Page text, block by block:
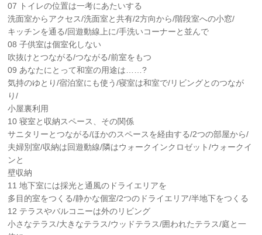
07 トイレの位置は一考にあたいする
洗面室からアクセス/洗面室と共有/2方向から/階段室への小窓/
キッチンを通る/回遊動線上に/手洗いコーナーと並んで
08 子供室は個室化しない
吹抜けとつながる/つながる/前室をもつ
09 あなたにとって和室の用途は……?
気持のゆとり/宿泊室にも使う/寝室は和室で/リビングとのつなが
り/
小屋裏利用
10 寝室と収納スペース、その関係
サニタリーとつながる/ほかのスペースを経由する/2つの部屋から/
夫婦別室/収納は回遊動線/隣はウォークインクロゼット/ウォークイ
ンと
壁収納
11 地下室には採光と通風のドライエリアを
多目的室をつくる/静かな個室/2つのドライエリア/半地下をつくる
12 テラスやバルコニーは外のリビング
小さなテラス/大きなテラス/ウッドテラス/囲われたテラス/庭と一